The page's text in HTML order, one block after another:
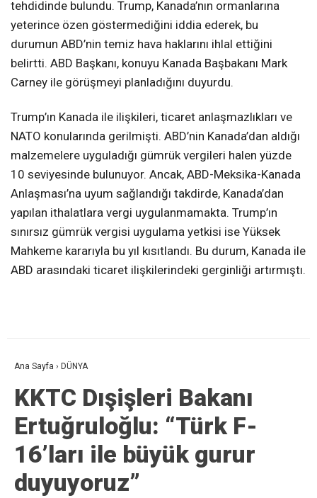
tehdidinde bulundu. Trump, Kanada’nın ormanlarına
yeterince özen göstermediğini iddia ederek, bu
durumun ABD’nin temiz hava haklarını ihlal ettiğini
belirtti. ABD Başkanı, konuyu Kanada Başbakanı Mark
Carney ile görüşmeyi planladığını duyurdu.
Trump’ın Kanada ile ilişkileri, ticaret anlaşmazlıkları ve
NATO konularında gerilmişti. ABD’nin Kanada’dan aldığı
malzemelere uyguladığı gümrük vergileri halen yüzde
10 seviyesinde bulunuyor. Ancak, ABD-Meksika-Kanada
Anlaşması’na uyum sağlandığı takdirde, Kanada’dan
yapılan ithalatlara vergi uygulanmamakta. Trump’ın
sınırsız gümrük vergisi uygulama yetkisi ise Yüksek
Mahkeme kararıyla bu yıl kısıtlandı. Bu durum, Kanada ile
ABD arasındaki ticaret ilişkilerindeki gerginliği artırmıştı.
Ana Sayfa › DÜNYA
KKTC Dışişleri Bakanı
Ertuğruloğlu: “Türk F-
16’ları ile büyük gurur
duyuyoruz”